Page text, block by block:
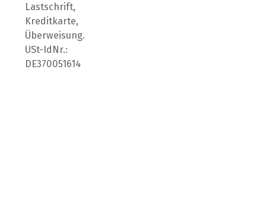
Lastschrift,
Kreditkarte,
Überweisung.
USt-IdNr.:
DE370051614